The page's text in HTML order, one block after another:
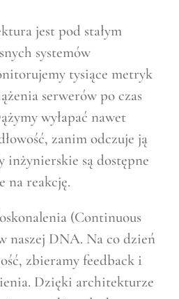
jest pod stałym
systemów
tysiące metryk
serwerów po czas
wyłapać nawet
zanim odczuje ją
inżynierskie są dostępne
na reakcję.
(Continuous
naszej DNA. Na co dzień
zbieramy feedback i
Dzięki architekturze